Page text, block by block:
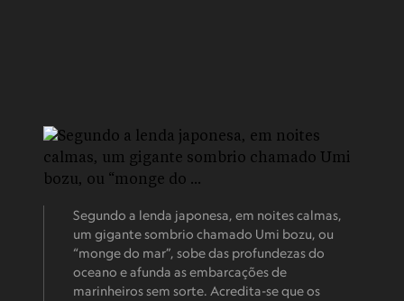
Segundo a lenda japonesa, em noites calmas,
um gigante sombrio chamado Umi bozu, ou
“monge do mar”, sobe das profundezas do
oceano e afunda as embarcações de
marinheiros sem sorte. Acredita-se que os